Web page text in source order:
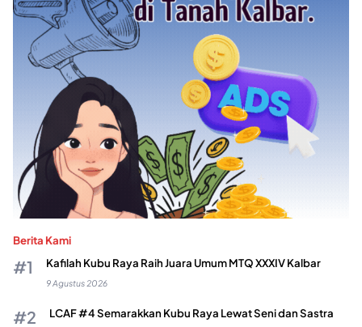
Berita Kami
Kafilah Kubu Raya Raih Juara Umum MTQ XXXIV Kalbar
9 Agustus 2026
LCAF #4 Semarakkan Kubu Raya Lewat Seni dan Sastra